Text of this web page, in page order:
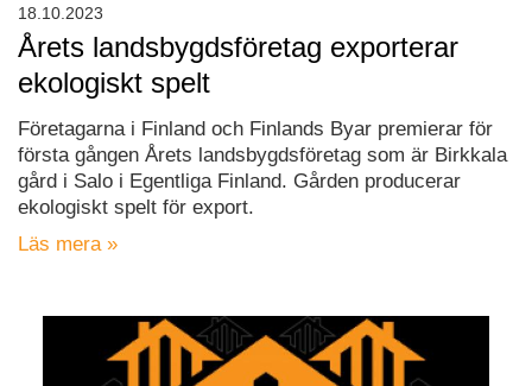
Årets landsbygdsföretag exporterar
ekologiskt spelt
Företagarna i Finland och Finlands Byar premierar för
första gången Årets landsbygdsföretag som är Birkkala
gård i Salo i Egentliga Finland. Gården producerar
ekologiskt spelt för export.
Läs mera »
18.10.2023